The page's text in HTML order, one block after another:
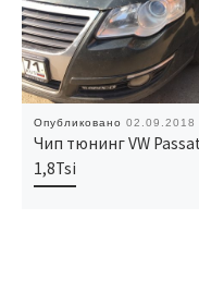
Опубликовано02.09.2018
Чип тюнинг VW
1,8Tsi